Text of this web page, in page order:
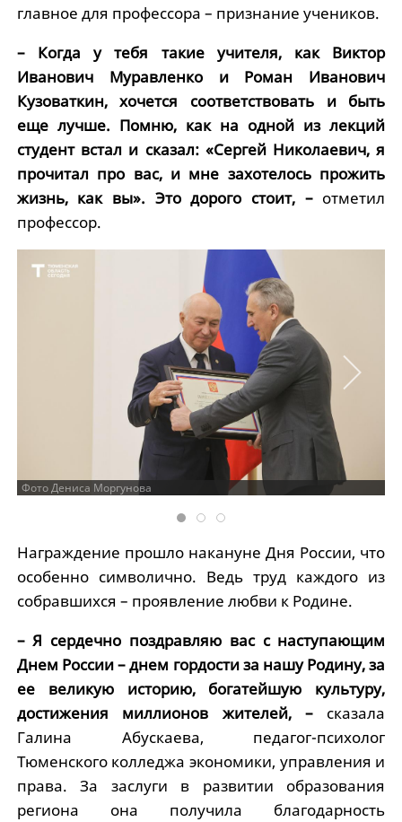
главное для профессора – признание учеников.
– Когда у тебя такие учителя, как Виктор
Иванович Муравленко и Роман Иванович
Кузоваткин, хочется соответствовать и быть
еще лучше. Помню, как на одной из лекций
студент встал и сказал: «Сергей Николаевич, я
прочитал про вас, и мне захотелось прожить
жизнь, как вы». Это дорого стоит, –отметил
профессор.
Фото Дениса Моргунова
Награждение прошло накануне Дня России, что
особенно символично. Ведь труд каждого из
собравшихся – проявление любви к Родине.
– Я сердечно поздравляю вас с наступающим
Днем России – днем гордости за нашу Родину, за
ее великую историю, богатейшую культуру,
достижения миллионов жителей, –сказала
Галина Абускаева, педагог-психолог
Тюменского колледжа экономики, управления и
права. За заслуги в развитии образования
региона она получила благодарность